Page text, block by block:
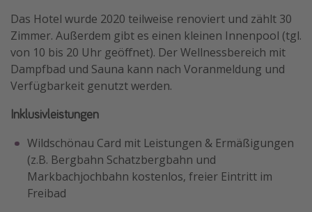
Das Hotel wurde 2020 teilweise renoviert und zählt 30
Zimmer. Außerdem gibt es einen kleinen Innenpool (tgl.
von 10 bis 20 Uhr geöffnet). Der Wellnessbereich mit
Dampfbad und Sauna kann nach Voranmeldung und
Verfügbarkeit genutzt werden.
Inklusivleistungen
Wildschönau Card mit Leistungen & Ermäßigungen
(z.B. Bergbahn Schatzbergbahn und
Markbachjochbahn kostenlos, freier Eintritt im
Freibad